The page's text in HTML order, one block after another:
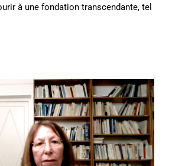
à une fondation transcendante, tel